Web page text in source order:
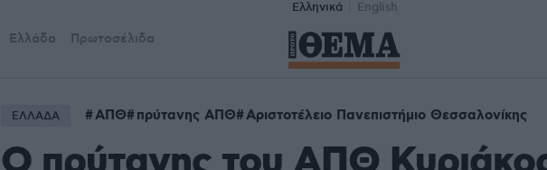
Ελληνικά English
Ελλάδα Πρωτοσέλιδα
ΕΛΛΑΔΑ ΑΠΘ πρύτανης ΑΠΘ Αριστοτέλειο Πανεπιστήμιο Θεσσαλονίκης